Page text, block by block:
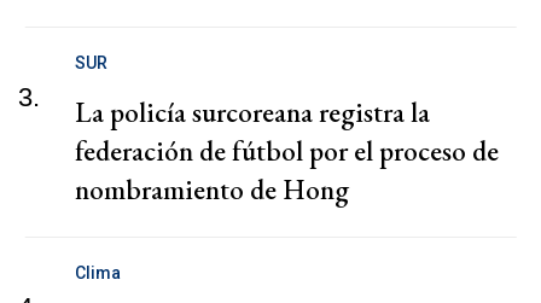
3.
SUR
La policía surcoreana registra la
federación de fútbol por el proceso de
nombramiento de Hong
Clima